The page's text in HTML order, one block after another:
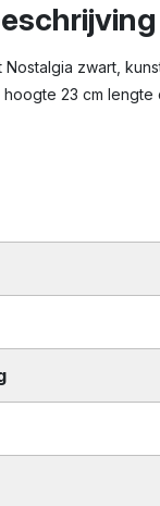
zwart,
23 cm lengte